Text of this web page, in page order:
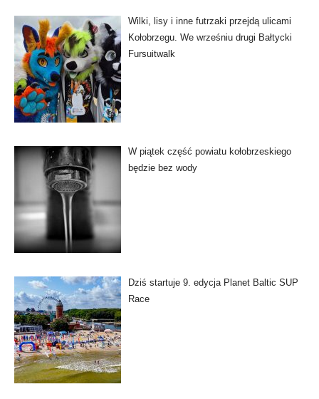
Wilki, lisy i inne futrzaki przejdą ulicami
Kołobrzegu. We wrześniu drugi Bałtycki
Fursuitwalk
W piątek część powiatu kołobrzeskiego
będzie bez wody
Dziś startuje 9. edycja Planet Baltic SUP
Race